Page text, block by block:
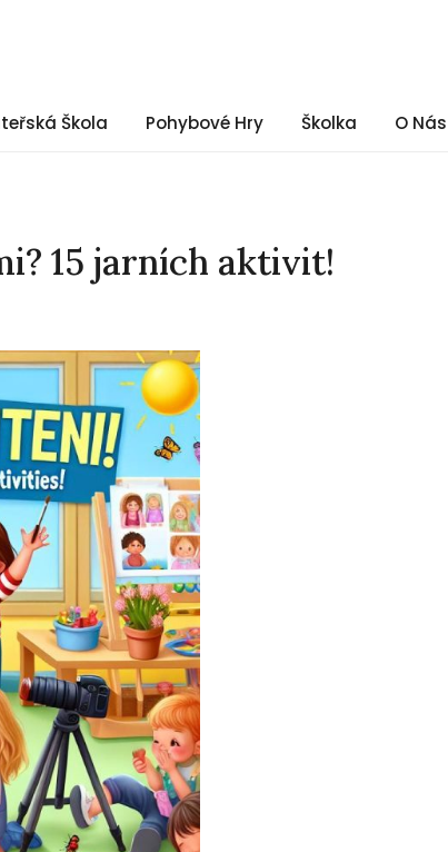
Škola Pohybové Hry Školka O Nás
15 jarních aktivit!